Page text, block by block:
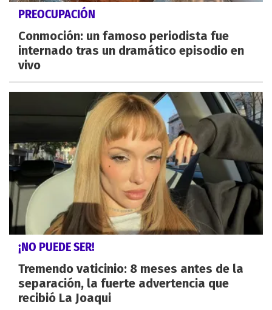
PREOCUPACIÓN
Conmoción: un famoso periodista fue
internado tras un dramático episodio en
vivo
¡NO PUEDE SER!
Tremendo vaticinio: 8 meses antes de la
separación, la fuerte advertencia que
recibió La Joaqui